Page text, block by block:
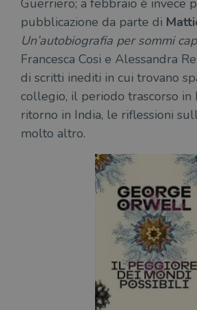
pubblicazione da parte di
Un’autobiografia per sommi
Francesca Cosi e Alessandra
di scritti inediti in cui trovano
collegio, il periodo trascorso in
ritorno in India, le riflessioni
molto altro.